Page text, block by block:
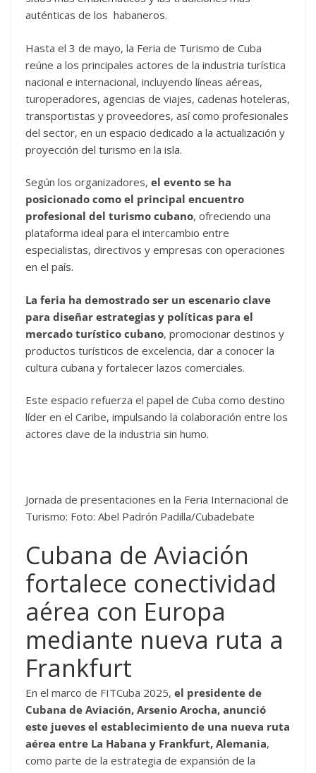
auténticas de los habaneros.
Hasta el 3 de mayo, la Feria de Turismo de Cuba
reúne a los principales actores de la industria turística
nacional e internacional, incluyendo líneas aéreas,
turoperadores, agencias de viajes, cadenas hoteleras,
transportistas y proveedores, así como profesionales
del sector, en un espacio dedicado a la actualización y
proyección del turismo en la isla.
Según los organizadores, el evento se ha
posicionado como el principal encuentro
profesional del turismo cubano, ofreciendo una
plataforma ideal para el intercambio entre
especialistas, directivos y empresas con operaciones
en el país.
La feria ha demostrado ser un escenario clave
para diseñar estrategias y políticas para el
mercado turístico cubano, promocionar destinos y
productos turísticos de excelencia, dar a conocer la
cultura cubana y fortalecer lazos comerciales.
Este espacio refuerza el papel de Cuba como destino
líder en el Caribe, impulsando la colaboración entre los
actores clave de la industria sin humo.
Jornada de presentaciones en la Feria Internacional de
Turismo: Foto: Abel Padrón Padilla/Cubadebate
Cubana de Aviación
fortalece conectividad
aérea con Europa
mediante nueva ruta a
Frankfurt
En el marco de FITCuba 2025, el presidente de
Cubana de Aviación, Arsenio Arocha, anunció
este jueves el establecimiento de una nueva ruta
aérea entre La Habana y Frankfurt, Alemania,
como parte de la estrategia de expansión de la